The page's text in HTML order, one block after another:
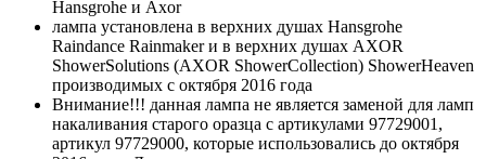
Hansgrohe и Axor
лампа установлена в верхних душах Hansgrohe
Raindance Rainmaker и в верхних душах AXOR
ShowerSolutions (AXOR ShowerCollection) ShowerHeaven
производимых с октября 2016 года
Внимание!!! данная лампа не является заменой для ламп
накаливания старого оразца с артикулами 97729001,
артикул 97729000, которые использовались до октября